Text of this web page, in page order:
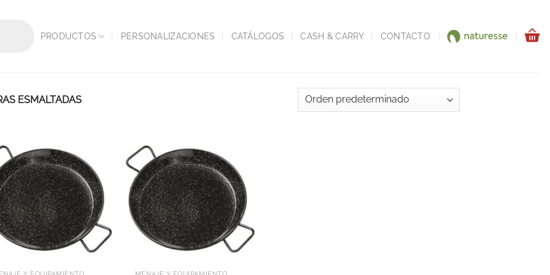
PRODUCTOS PERSONALIZACIONES CATÁLOGOS CASH & CARRY CONTACTO
ESMALTADAS